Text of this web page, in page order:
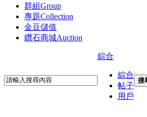
群組Group
專題Collection
金豆儲值
鑽石商城Auction
綜合
綜合
帖子
用戶
搜